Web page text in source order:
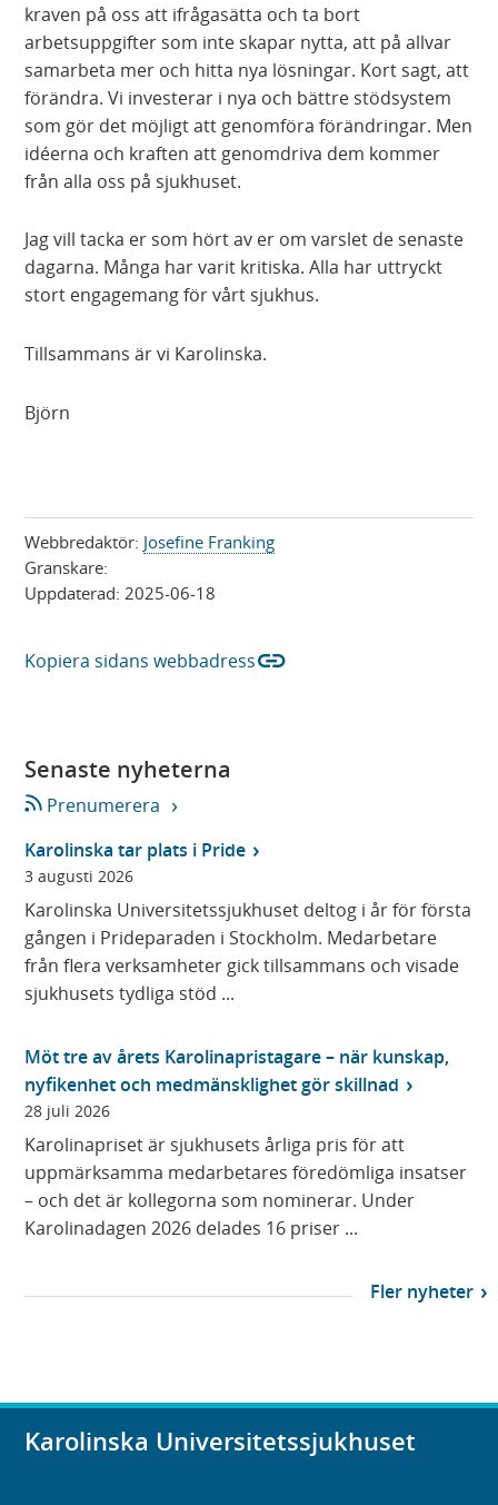
kraven på oss att ifrågasätta och ta bort
arbetsuppgifter som inte skapar nytta, att på allvar
samarbeta mer och hitta nya lösningar. Kort sagt, att
förändra. Vi investerar i nya och bättre stödsystem
som gör det möjligt att genomföra förändringar. Men
idéerna och kraften att genomdriva dem kommer
från alla oss på sjukhuset.
Jag vill tacka er som hört av er om varslet de senaste
dagarna. Många har varit kritiska. Alla har uttryckt
stort engagemang för vårt sjukhus.
Tillsammans är vi Karolinska.
Björn
Webbredaktör: Josefine Franking
Granskare:
Uppdaterad: 2025-06-18
Kopiera sidans webbadresslink
Senaste nyheterna
Prenumerera
Karolinska tar plats i Pride
3 augusti 2026
Karolinska Universitetssjukhuset deltog i år för första
gången i Prideparaden i Stockholm. Medarbetare
från flera verksamheter gick tillsammans och visade
sjukhusets tydliga stöd ...
Möt tre av årets Karolinapristagare – när kunskap,
nyfikenhet och medmänsklighet gör skillnad
28 juli 2026
Karolinapriset är sjukhusets årliga pris för att
uppmärksamma medarbetares föredömliga insatser
– och det är kollegorna som nominerar. Under
Karolinadagen 2026 delades 16 priser ...
Fler nyheter
Karolinska Universitetssjukhuset